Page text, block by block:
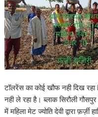
टॉलरेंस का कोई खौफ नही दिख
नही ले रहा है। ब्लाक सिरौली
में महिला मेट ज्योति देवी द्वारा